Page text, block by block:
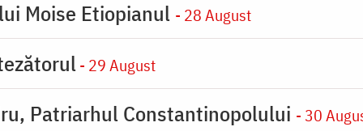
Moise Etiopianul - 28 August
- 29 August
Patriarhul Constantinopolului - 30